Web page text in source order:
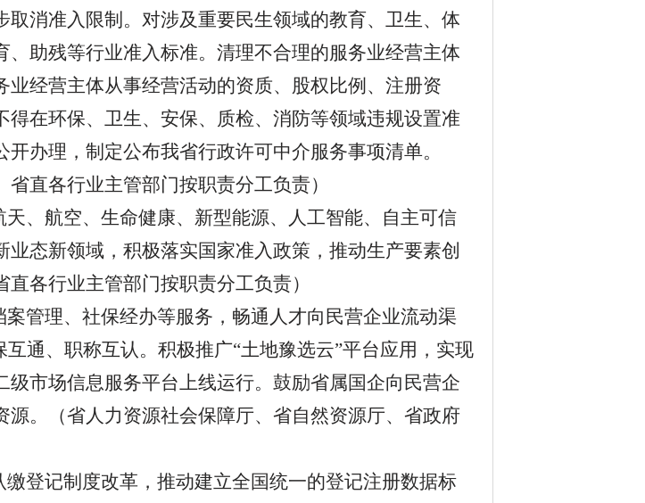
消准入限制。对涉及重要民生领域的教育、卫生、体
助残等行业准入标准。清理不合理的服务业经营主体
经营主体从事经营活动的资质、股权比例、注册资
在环保、卫生、安保、质检、消防等领域违规设置准
办理，制定公布我省行政许可中介服务事项清单。
直各行业主管部门按职责分工负责）
天、航空、生命健康、新型能源、人工智能、自主可信
态新领域，积极落实国家准入政策，推动生产要素创
直各行业主管部门按职责分工负责）
管理、社保经办等服务，畅通人才向民营企业流动渠
通、职称互认。积极推广“土地豫选云”平台应用，实现
市场信息服务平台上线运行。鼓励省属国企向民营企
源。（省人力资源社会保障厅、省自然资源厅、省政府
登记制度改革，推动建立全国统一的登记注册数据标